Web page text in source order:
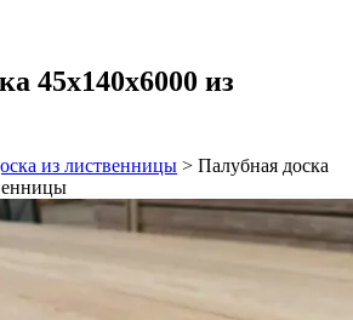
45х140х6000 из
из лиственницы > Палубная доска